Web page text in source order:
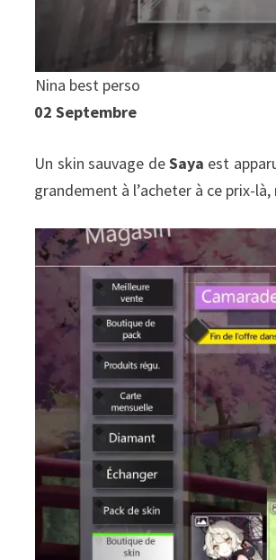
Nina best perso
02 Septembre
Un skin sauvage deSaya est
grandement à l’acheter à ce prix-